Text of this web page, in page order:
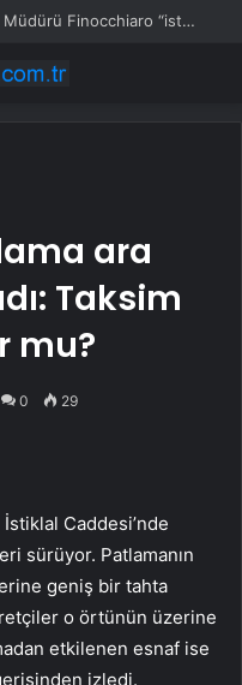
Tez-Koop-İş: Özel İtalyan Lisesi Müdürü Finocchiaro “istenmeyen kişi” ilan edildi
ara
Taksim
mu?
0 29
Caddesi’nde
sürüyor. Patlamanın
geniş bir tahta
o örtünün üzerine
etkilenen esnaf ise
izledi.